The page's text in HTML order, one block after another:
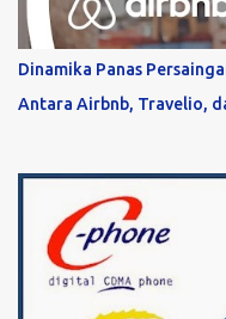
Dinamika Panas
Antara Airbnb, Travelio,